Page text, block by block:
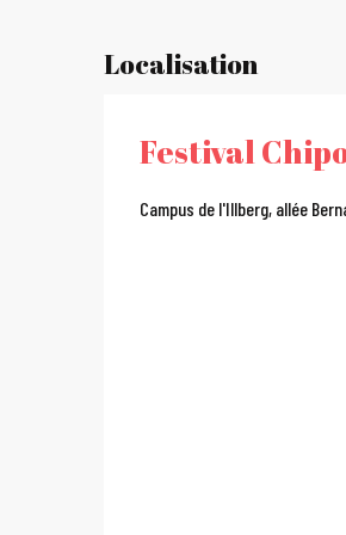
Localisation
Festival
Campus de l'Illberg, allée